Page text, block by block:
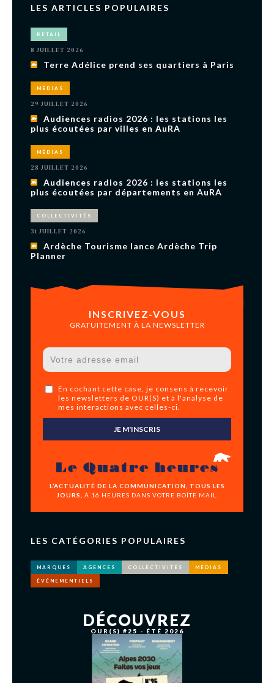
LES ARTICLES POPULAIRES
RETAIL
8 JUILLET 2026
Terre Adélice prend ses quartiers à Paris
MÉDIAS
29 JUILLET 2026
Audiences radios 2026 : les stations les
plus écoutées par villes en AuRA
MÉDIAS
28 JUILLET 2026
Audiences radios 2026 : les stations les
plus écoutées par départements en AuRA
COLLECTIVITÉS
31 JUILLET 2026
Ardèche Tourisme lance Ardèche Trip
Planner
INSCRIVEZ-VOUS
GRATUITEMENT À LA NEWSLETTER
En cochant cette case, je consens à recevoir
les newsletters de OUR(S) et à l'analyse de
mes interactions avec celles-ci.
JE M'INSCRIS
Le Quatre heures
L’ACTUALITÉ DE LA COMMUNICATION, TOUS LES
JOURS,
À 16 HEURES DANS VOTRE BOÎTE MAIL.
LES CATÉGORIES POPULAIRES
MARQUES AGENCES COLLECTIVITÉS MÉDIAS
ÉVÉNEMENTIELS
DÉCOUVREZ
OUR(S) #25 - ÉTÉ 2026